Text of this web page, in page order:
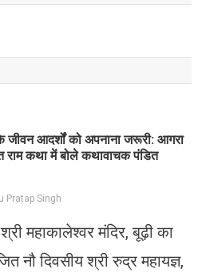
जीवन आदर्शों को अपनाना जरूरी: आगरा
राम कथा में बोले कथावाचक पंडित
Pratap Singh
महाकालेश्वर मंदिर, बूढ़ी का
नौ दिवसीय श्री रुद्र महायज्ञ,